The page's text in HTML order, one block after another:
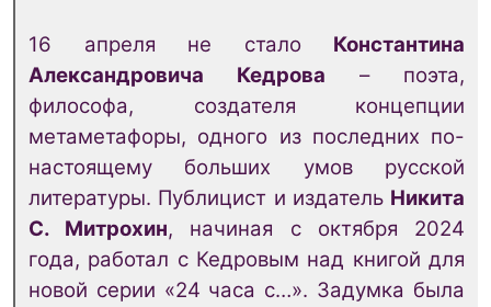
16 апреля не стало Константина
Александровича Кедрова – поэта,
философа, создателя концепции
метаметафоры, одного из последних по-
настоящему больших умов русской
литературы. Публицист и издатель Никита
С. Митрохин, начиная с октября 2024
года, работал с Кедровым над книгой для
новой серии «24 часа с…». Задумка была